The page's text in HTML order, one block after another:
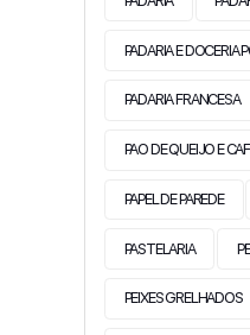
PADARIA E DOCERIA
PADARIA FRANCESA
PAO DE QUEIJO E
PAPEL DE PAREDE
PASTELARIA
PEIXES GRELHADOS